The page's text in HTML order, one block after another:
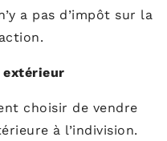
a pas d’impôt sur la
extérieur
choisir de vendre
à l’indivision.